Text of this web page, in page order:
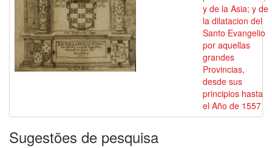
y de la Asia; y de
la dilatacion del
Santo Evangelio
por aquellas
grandes
Provincias,
desde sus
principios hasta
el Año de 1557
Sugestões de pesquisa